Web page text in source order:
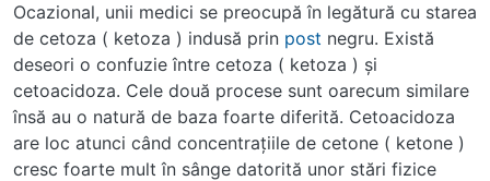
Ocazional, unii medici se preocupă în legătură cu starea
de cetoza ( ketoza ) indusă prin post negru. Există
deseori o confuzie între cetoza ( ketoza ) şi
cetoacidoza. Cele două procese sunt oarecum similare
însă au o natură de baza foarte diferită. Cetoacidoza
are loc atunci când concentraţiile de cetone ( ketone )
cresc foarte mult în sânge datorită unor stări fizice